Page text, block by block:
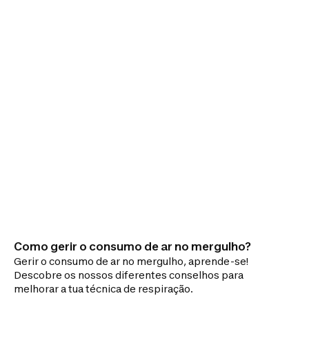
Como gerir o consumo de ar no mergulho?
Gerir o consumo de ar no mergulho, aprende-se!
Descobre os nossos diferentes conselhos para
melhorar a tua técnica de respiração.